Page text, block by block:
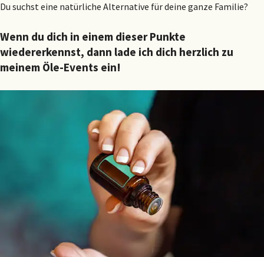
Du suchst eine natürliche Alternative für deine ganze Familie?
Wenn du dich in einem dieser Punkte
wiedererkennst, dann lade ich dich herzlich zu
meinem Öle-Events ein!